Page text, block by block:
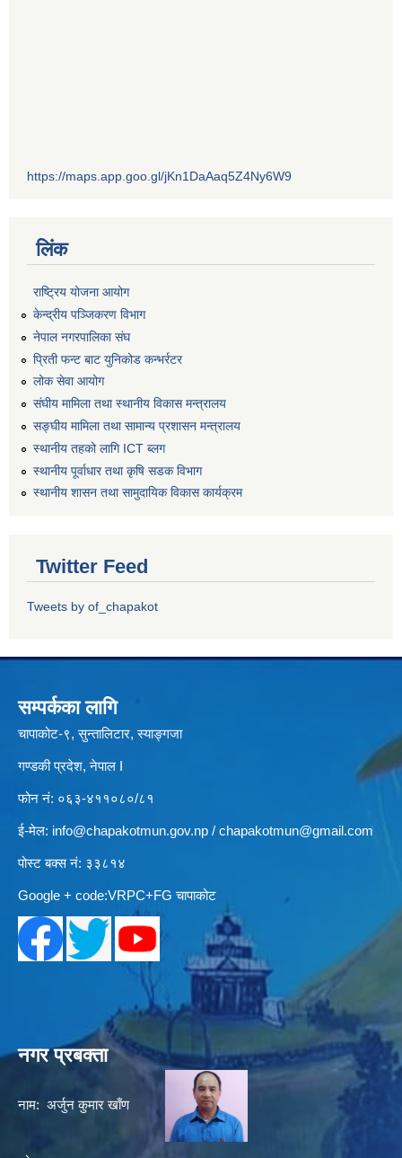
https://maps.app.goo.gl/jKn1DaAaq5Z4Ny6W9
लिंक
राष्ट्रिय योजना आयोग
केन्द्रीय पञ्जिकरण विभाग
नेपाल नगरपालिका संघ
प्रिती फन्ट बाट युनिकोड कन्भर्रटर
लोक सेवा आयोग
संघीय मामिला तथा स्थानीय विकास मन्त्रालय
सङ्घीय मामिला तथा सामान्य प्रशासन मन्त्रालय
स्थानीय तहको लागि ICT ब्लग
स्थानीय पूर्वाधार तथा कृषि सडक विभाग
स्थानीय शासन तथा सामुदायिक विकास कार्यक्रम
Twitter Feed
Tweets by of_chapakot
सम्पर्कका लागि
चापाकोट-९, सुन्तालिटार, स्याङ्गजा
गण्डकी प्रदेश, नेपाल I
फोन नं: ०६३-४११०८०/८१
ई-मेल: info@chapakotmun.gov.np / chapakotmun@gmail.com
पोस्ट बक्स नं: ३३८१४
Google + code:VRPC+FG चापाकोट
नगर प्रबक्ता
नाम: अर्जुन कुमार खाँण